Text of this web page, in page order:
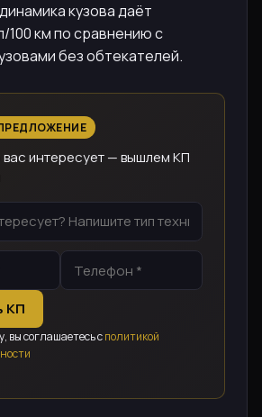
кузова даёт
100 км по сравнению с
без обтекателей.
вас интересует — вышлем КП
КП
вы соглашаетесь сполитикой